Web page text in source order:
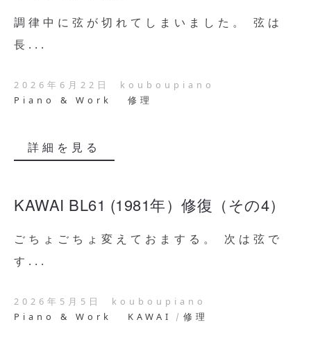
調律中に弦が切れてしまいました。 弦は
長...
2026年6月22日
kouboupiano
Piano & Work
修理
詳細を見る
KAWAI BL61 (1981年）修復（その4）
ごちょごちょ変えておまする。 次は弦で
す...
2026年5月5日
kouboupiano
Piano & Work
KAWAI 修理